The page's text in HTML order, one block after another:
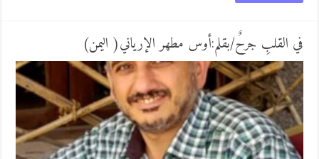
في القلبِ جرحٌ/بقلم:أوس مطهر الإرياني( اليمن)